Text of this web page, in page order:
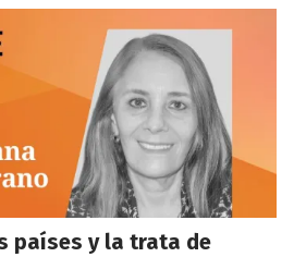
países y la trata de